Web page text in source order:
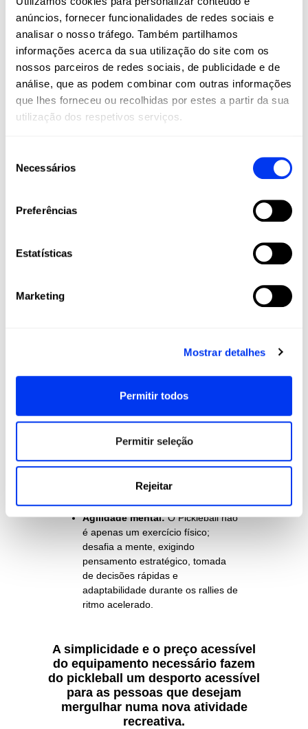
anúncios, fornecer funcionalidades de redes sociais e
analisar o nosso tráfego. Também partilhamos
informações acerca da sua utilização do site com os
nossos parceiros de redes sociais, de publicidade e de
análise, que as podem combinar com outras informações
que lhes forneceu ou recolhidas por estes a partir da sua
utilização dos respetivos serviços.
Necessários
Preferências
Estatísticas
Marketing
Mostrar detalhes
Permitir todos
Permitir seleção
Rejeitar
semana azul.
Benefícios do Pickleball
O Pickleball não é apenas a emoção do
jogo; oferece uma infinidade de
benefícios para a saúde e vantagens
sociais:
Aptidão física:A prática do
baixo impacto que mantenha a
Interação social:O jogo fomenta
camaradagem. Os jogadores
encontram-se frequentemente
criando amizades que se estendem
para além do campo.
Agilidade mental:O Pickleball não
é apenas um exercício físico;
desafia a mente, exigindo
pensamento estratégico, tomada
de decisões rápidas e
adaptabilidade durante os rallies de
ritmo acelerado.
A simplicidade e o preço acessível
do equipamento necessário fazem
do pickleball um desporto acessível
para as pessoas que desejam
mergulhar numa nova atividade
recreativa.